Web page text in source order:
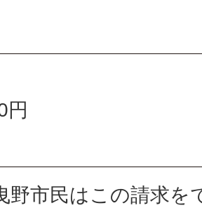
円
野市民はこの請求を